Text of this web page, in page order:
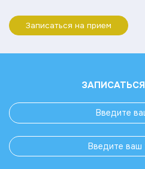
Записаться на прием